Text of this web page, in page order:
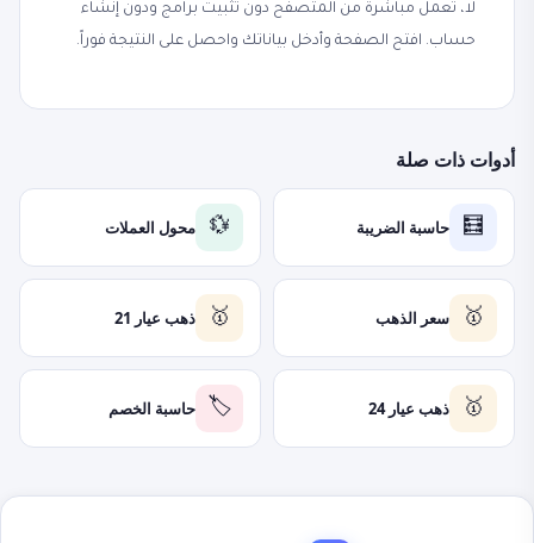
لا، تعمل مباشرة من المتصفح دون تثبيت برامج ودون إنشاء
حساب. افتح الصفحة وأدخل بياناتك واحصل على النتيجة فوراً.
أدوات ذات صلة
🧮 حاسبة الضريبة 💱 محول العملات
🥇 سعر الذهب 🥇 ذهب عيار 21
🥇 ذهب عيار 24 🏷️ حاسبة الخصم